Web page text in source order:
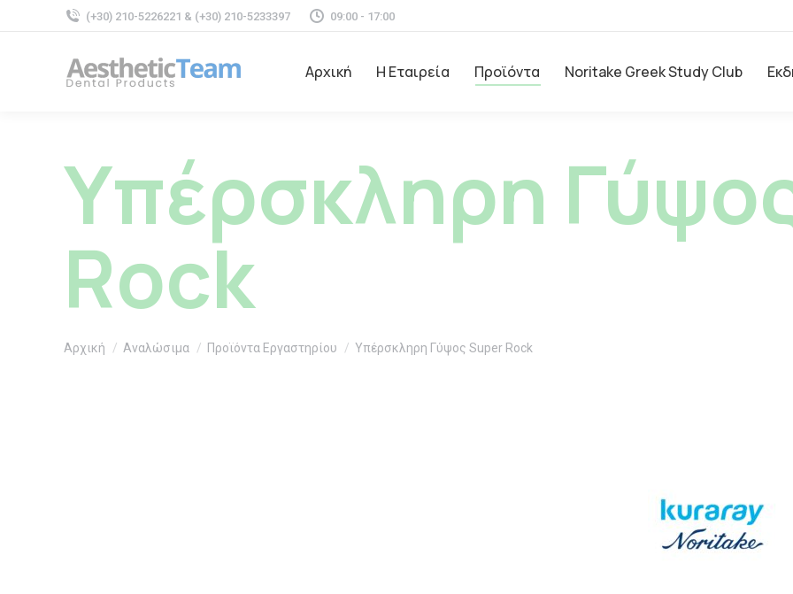
(+30) 210-5226221 & (+30) 210-5233397 09:00 - 17:00
Αρχική Η Εταιρεία Προϊόντα Noritake Greek Study Club
Υπέρσκληρη
Rock
You are here:
Αρχική Αναλώσιμα Προϊόντα Εργαστηρίου Υπέρσκληρη Γύψος Super Rock